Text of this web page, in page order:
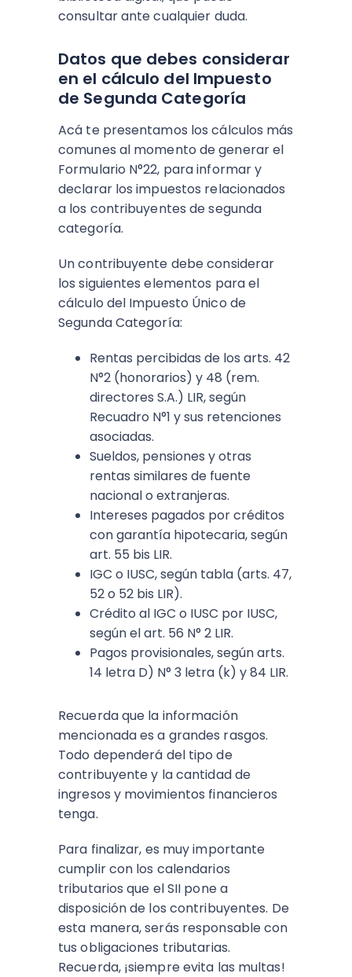
consultar ante cualquier duda.
Datos que debes considerar
en el cálculo del Impuesto
de Segunda Categoría
Acá te presentamos los cálculos más
comunes al momento de generar el
Formulario N°22, para informar y
declarar los impuestos relacionados
a los contribuyentes de segunda
categoría.
Un contribuyente debe considerar
los siguientes elementos para el
cálculo del Impuesto Único de
Segunda Categoría:
Rentas percibidas de los arts. 42
N°2 (honorarios) y 48 (rem.
directores S.A.) LIR, según
Recuadro N°1 y sus retenciones
asociadas.
Sueldos, pensiones y otras
rentas similares de fuente
nacional o extranjeras.
Intereses pagados por créditos
con garantía hipotecaria, según
art. 55 bis LIR.
IGC o IUSC, según tabla (arts. 47,
52 o 52 bis LIR).
Crédito al IGC o IUSC por IUSC,
según el art. 56 N° 2 LIR.
Pagos provisionales, según arts.
14 letra D) N° 3 letra (k) y 84 LIR.
Recuerda que la información
mencionada es a grandes rasgos.
Todo dependerá del tipo de
contribuyente y la cantidad de
ingresos y movimientos financieros
tenga.
Para finalizar, es muy importante
cumplir con los calendarios
tributarios que el SII pone a
disposición de los contribuyentes. De
esta manera, serás responsable con
tus obligaciones tributarias.
Recuerda, ¡siempre evita las multas!